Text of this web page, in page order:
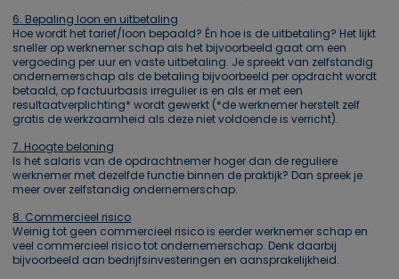
6. Bepaling loon en uitbetaling
Hoe wordt het tarief/loon bepaald? Én hoe is de uitbetaling? Het lijkt
sneller op werknemer schap als het bijvoorbeeld gaat om een
vergoeding per uur en vaste uitbetaling. Je spreekt van zelfstandig
ondernemerschap als de betaling bijvoorbeeld per opdracht wordt
betaald, op factuurbasis irregulier is en als er met een
resultaatverplichting* wordt gewerkt (*de werknemer herstelt zelf
gratis de werkzaamheid als deze niet voldoende is verricht).
7. Hoogte beloning
Is het salaris van de opdrachtnemer hoger dan de reguliere
werknemer met dezelfde functie binnen de praktijk? Dan spreek je
meer over zelfstandig ondernemerschap.
8. Commercieel risico
Weinig tot geen commercieel risico is eerder werknemer schap en
veel commercieel risico tot ondernemerschap. Denk daarbij
bijvoorbeeld aan bedrijfsinvesteringen en aansprakelijkheid.